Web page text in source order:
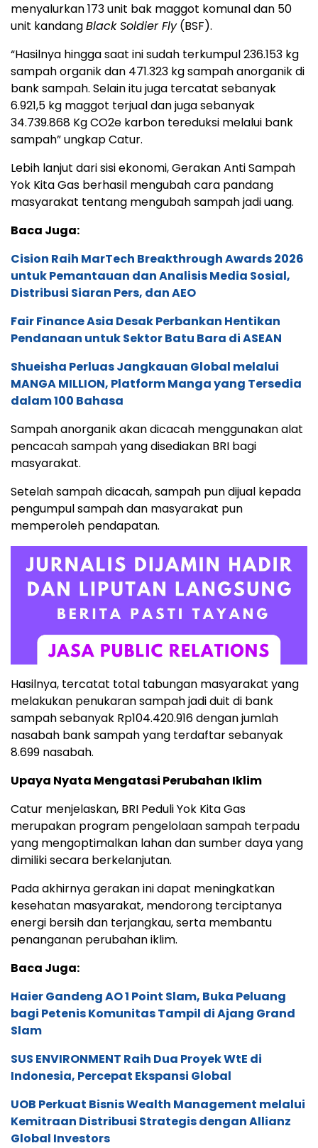
menyalurkan 173 unit bak maggot komunal dan 50
unit kandangBlack Soldier Fly(BSF).
“Hasilnya hingga saat ini sudah terkumpul 236.153 kg
sampah organik dan 471.323 kg sampah anorganik di
bank sampah. Selain itu juga tercatat sebanyak
6.921,5 kg maggot terjual dan juga sebanyak
34.739.868 Kg CO2e karbon tereduksi melalui bank
sampah” ungkap Catur.
Lebih lanjut dari sisi ekonomi, Gerakan Anti Sampah
Yok Kita Gas berhasil mengubah cara pandang
masyarakat tentang mengubah sampah jadi uang.
Baca Juga:
Cision Raih MarTech Breakthrough Awards 2026
untuk Pemantauan dan Analisis Media Sosial,
Distribusi Siaran Pers, dan AEO
Fair Finance Asia Desak Perbankan Hentikan
Pendanaan untuk Sektor Batu Bara di ASEAN
Shueisha Perluas Jangkauan Global melalui
MANGA MILLION, Platform Manga yang Tersedia
dalam 100 Bahasa
Sampah anorganik akan dicacah menggunakan alat
pencacah sampah yang disediakan BRI bagi
masyarakat.
Setelah sampah dicacah, sampah pun dijual kepada
pengumpul sampah dan masyarakat pun
memperoleh pendapatan.
Hasilnya, tercatat total tabungan masyarakat yang
melakukan penukaran sampah jadi duit di bank
sampah sebanyak Rp104.420.916 dengan jumlah
nasabah bank sampah yang terdaftar sebanyak
8.699 nasabah.
Upaya Nyata Mengatasi Perubahan Iklim
Catur menjelaskan, BRI Peduli Yok Kita Gas
merupakan program pengelolaan sampah terpadu
yang mengoptimalkan lahan dan sumber daya yang
dimiliki secara berkelanjutan.
Pada akhirnya gerakan ini dapat meningkatkan
kesehatan masyarakat, mendorong terciptanya
energi bersih dan terjangkau, serta membantu
penanganan perubahan iklim.
Baca Juga:
Haier Gandeng AO 1 Point Slam, Buka Peluang
bagi Petenis Komunitas Tampil di Ajang Grand
Slam
SUS ENVIRONMENT Raih Dua Proyek WtE di
Indonesia, Percepat Ekspansi Global
UOB Perkuat Bisnis Wealth Management melalui
Kemitraan Distribusi Strategis dengan Allianz
Global Investors